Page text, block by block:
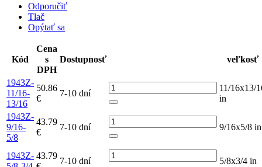
Odporučiť
Tlač
Opýtať sa
Kód
Cena
s
DPH
Dostupnosť veľkosť
1943Z-
11/16-
13/16
50.86
€
7-10 dní
11/16x13/
in
1943Z-
9/16-
5/8
43.79
€
7-10 dní 9/16x5/8 in
1943Z- 43.79
7-10 dní 5/8x3/4 in